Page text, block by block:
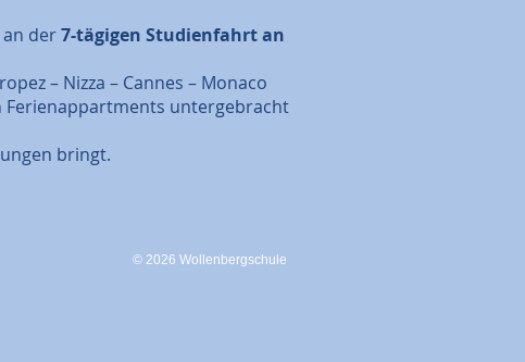
an der7-tägigen Studienfahrt an
– Nizza – Cannes – Monaco
Ferienappartments untergebracht
bringt.
© 2026 Wollenbergschule